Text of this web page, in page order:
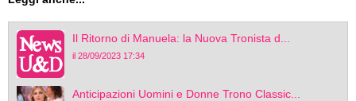
Il Ritorno di Manuela: la Nuova Tronista d...
il 28/09/2023 17:34
Anticipazioni Uomini e Donne Trono Classic...